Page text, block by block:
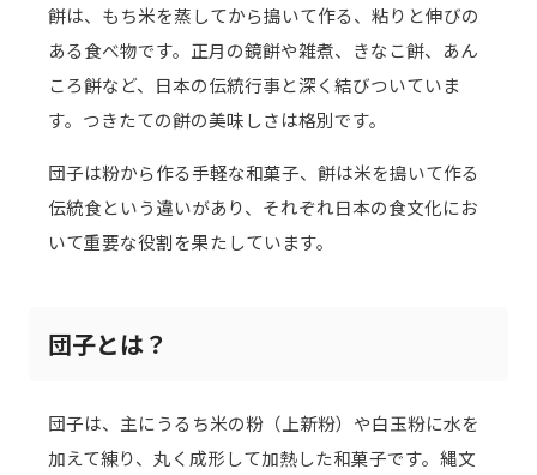
餅は、もち米を蒸してから搗いて作る、粘りと伸びの
ある食べ物です。正月の鏡餅や雑煮、きなこ餅、あん
ころ餅など、日本の伝統行事と深く結びついていま
す。つきたての餅の美味しさは格別です。
団子は粉から作る手軽な和菓子、餅は米を搗いて作る
伝統食という違いがあり、それぞれ日本の食文化にお
いて重要な役割を果たしています。
団子とは？
団子は、主にうるち米の粉（上新粉）や白玉粉に水を
加えて練り、丸く成形して加熱した和菓子です。縄文